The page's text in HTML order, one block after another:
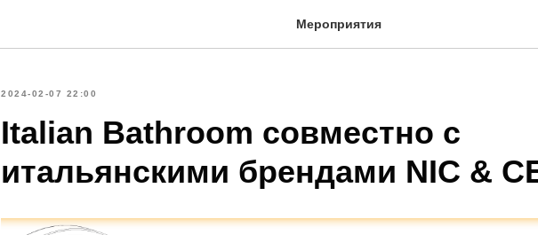
Мероприятия
2024-02-07 22:00
Italian Bathroom совместно с
итальянскими брендами NIC &